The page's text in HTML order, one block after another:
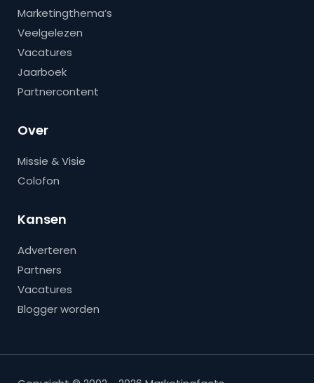
Marketingthema’s
Veelgelezen
Vacatures
Jaarboek
Partnercontent
Over
Missie & Visie
Colofon
Kansen
Adverteren
Partners
Vacatures
Blogger worden